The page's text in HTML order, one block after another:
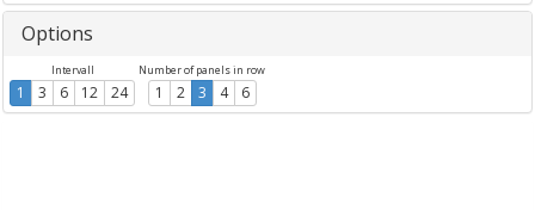
Options
Intervall
1 3 6 12 24
Number of panels in row
1 2 3 4 6